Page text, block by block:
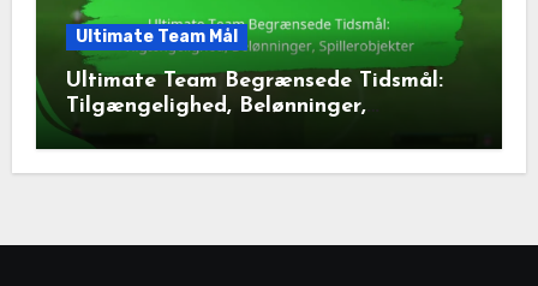
Ultimate Team Mål
Ultimate Team Begrænsede Tidsmål:
Tilgængelighed, Belønninger,
Spillerobjekter